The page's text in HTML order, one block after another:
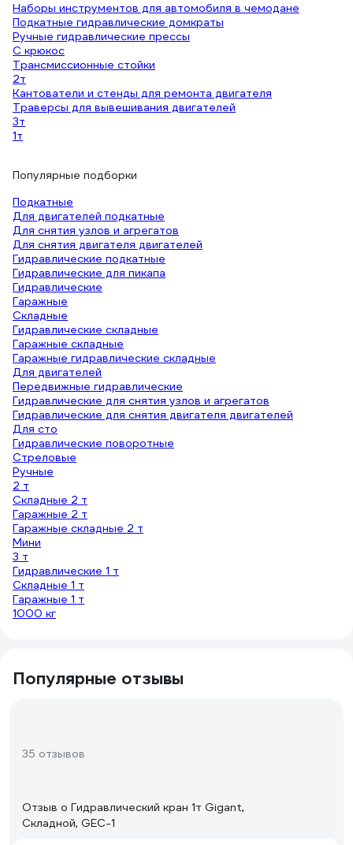
Наборы инструментов для автомобиля в чемодане
Подкатные гидравлические домкраты
Ручные гидравлические прессы
С крюкос
Трансмиссионные стойки
2т
Кантователи и стенды для ремонта двигателя
Траверсы для вывешивания двигателей
3т
1т
Популярные подборки
Подкатные
Для двигателей подкатные
Для снятия узлов и агрегатов
Для снятия двигателя двигателей
Гидравлические подкатные
Гидравлические для пикапа
Гидравлические
Гаражные
Складные
Гидравлические складные
Гаражные складные
Гаражные гидравлические складные
Для двигателей
Передвижные гидравлические
Гидравлические для снятия узлов и агрегатов
Гидравлические для снятия двигателя двигателей
Для сто
Гидравлические поворотные
Стреловые
Ручные
2 т
Складные 2 т
Гаражные 2 т
Гаражные складные 2 т
Мини
3 т
Гидравлические 1 т
Складные 1 т
Гаражные 1 т
1000 кг
Популярные отзывы
35 отзывов
Отзыв о Гидравлический кран 1т Gigant,
Складной, GEC-1